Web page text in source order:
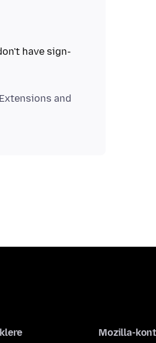
have sign-
and
Mozilla-